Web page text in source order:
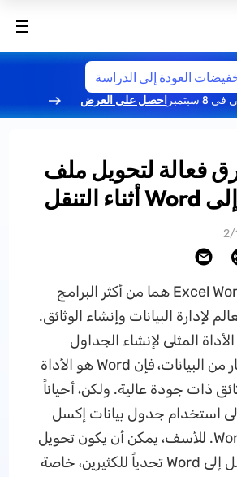
العودة إلى الدراسة
سبتمبر احصل على العرض
5 طرق فعالة لتحويل ملف
2/
مايكروسوفت Excel Word هما من أكثر البرامج
لإدارة البيانات وإنشاء الوثائق.
المثلى لإنشاء الجداول
واستخراج الأفكار من البيانات، فإن Word هو الأداة
ذات جودة عالية. ولكن، أحياناً
استخدام جدول بيانات إكسل
داخل مستند Word. للأسف، يمكن أن يكون تحويل
البيانات من إكسل إلى Word تحدياً للكثيرين، خاصة